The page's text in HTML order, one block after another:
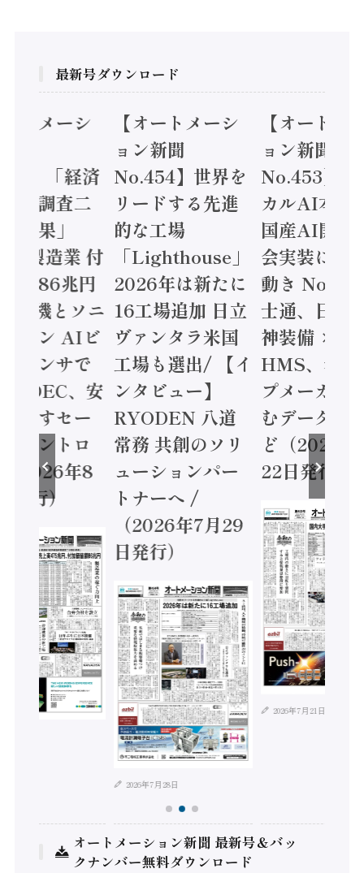
最新号ダウンロード
トメーシ
】「経済
態調査二
結果」
年製造業 付
額86兆円
電機とソニ
コン AIビ
センサで
/ IDEC、安
かすセー
コントロ
2026年8
発行）
【オートメーシ
ョン新聞
No.454】世界を
リードする先進
的な工場
「Lighthouse」
2026年は新たに
16工場追加 日立
ヴァンタラ米国
工場も選出/ 【イ
ンタビュー】
RYODEN 八道
常務 共創のソリ
ューションパー
トナーへ /
（2026年7月29
日発行）
2026年7月28日
【オートメ
ョン新聞
No.453】フ
カルAI本格
国産AI開発
会実装に活
動き
士通、日立
神装備 ×
HMS、老舗
プメーカー
むデータ活
ど（2026年
22日発行）
2026年7月21日
オートメーション新聞 最新号＆バッ
クナンバー無料ダウンロード